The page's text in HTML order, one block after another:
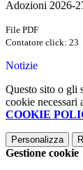
Adozioni 2026-
File PDF
Contatore click: 23
Notizie
Questo sito o gli
cookie
COOKIE
Personalizza
Gestione cookie